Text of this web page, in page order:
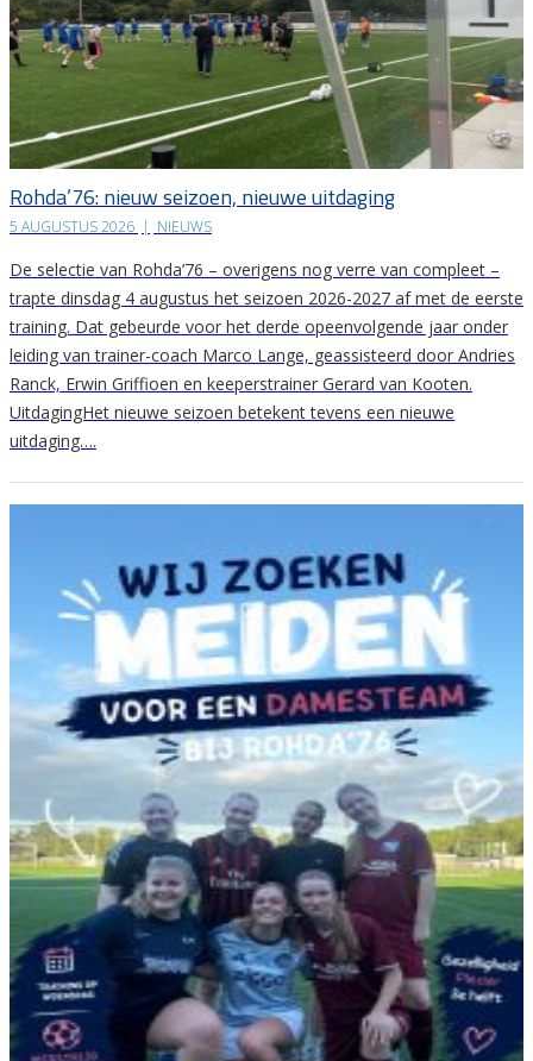
Rohda’76: nieuw seizoen, nieuwe uitdaging
5 AUGUSTUS 2026 | NIEUWS
De selectie van Rohda’76 – overigens nog verre van compleet –
trapte dinsdag 4 augustus het seizoen 2026-2027 af met de eerste
training. Dat gebeurde voor het derde opeenvolgende jaar onder
leiding van trainer-coach Marco Lange, geassisteerd door Andries
Ranck, Erwin Griffioen en keeperstrainer Gerard van Kooten.
UitdagingHet nieuwe seizoen betekent tevens een nieuwe
uitdaging….